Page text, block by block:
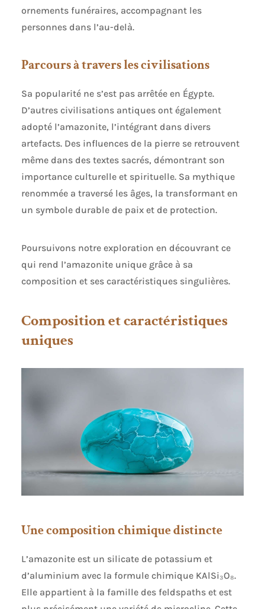
ornements funéraires, accompagnant les
personnes dans l’au-delà.
Parcours à travers les civilisations
Sa popularité ne s’est pas arrêtée en Égypte.
D’autres civilisations antiques ont également
adopté l’amazonite, l’intégrant dans divers
artefacts. Des influences de la pierre se retrouvent
même dans des textes sacrés, démontrant son
importance culturelle et spirituelle. Sa mythique
renommée a traversé les âges, la transformant en
un symbole durable de paix et de protection.
Poursuivons notre exploration en découvrant ce
qui rend l’amazonite unique grâce à sa
composition et ses caractéristiques singulières.
Composition et caractéristiques
uniques
Une composition chimique distincte
L’amazonite est un silicate de potassium et
d’aluminium avec la formule chimique KAlSi₃O₈.
Elle appartient à la famille des feldspaths et est